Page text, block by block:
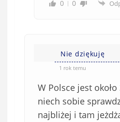
0 0
Nie dziękuję
1 rok temu
W Polsce jest
niech sobie
najbliżej i tam